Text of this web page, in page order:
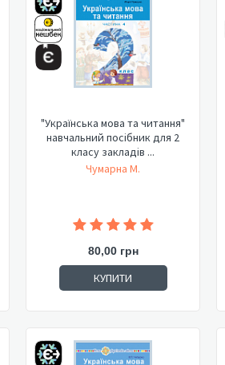
"Українська мова та читання"
навчальний посібник для 2
класу закладів ...
Чумарна М.
80,00 грн
КУПИТИ